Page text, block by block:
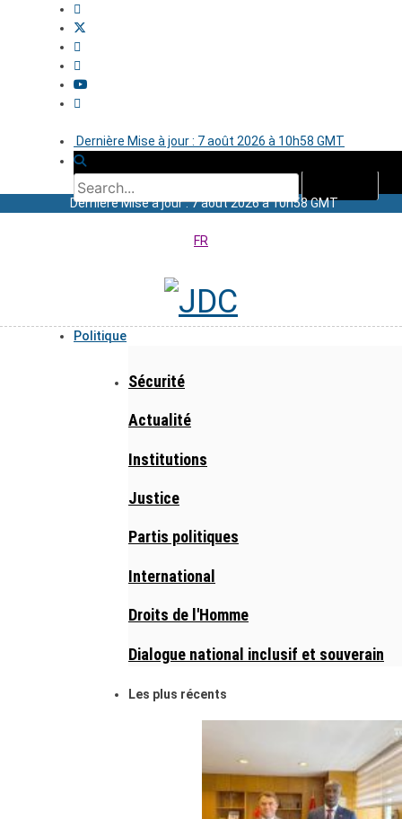
Dernière Mise à jour : 7 août 2026 à 10h58 GMT
Dernière Mise à jour : 7 août 2026 à 10h58 GMT
FR
Politique
Sécurité
Actualité
Institutions
Justice
Partis politiques
International
Droits de l'Homme
Dialogue national inclusif et souverain
Les plus récents